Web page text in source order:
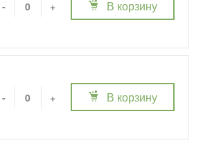
- + В корзину
- + В корзину